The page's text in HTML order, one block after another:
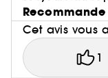
Recommande
Cet avis vous
1